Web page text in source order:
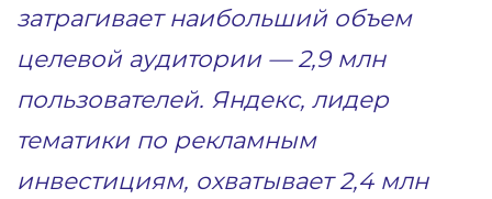
затрагивает наибольший объем
целевой аудитории — 2,9 млн
пользователей. Яндекс, лидер
тематики по рекламным
инвестициям, охватывает 2,4 млн